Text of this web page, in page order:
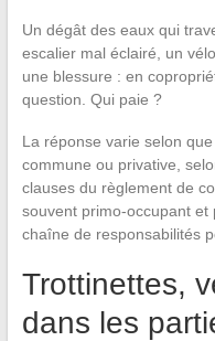
Un dégât des eaux qui
escalier mal éclairé, un
une blessure : en
question. Qui paie ?
La réponse varie selon
commune ou privative,
clauses du règlement de
souvent primo-occupant et
chaîne de responsabilités
Trottinettes,
dans les